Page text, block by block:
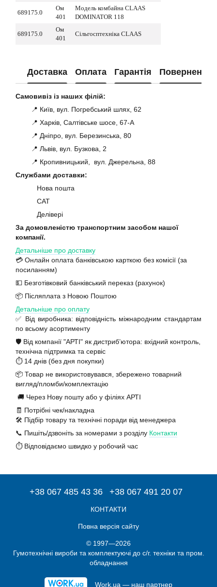
689175.0
Ом
401
Модель комбайна CLAAS
DOMINATOR 118
689175.0
Ом
401
Сільгосптехніка CLAAS
Доставка Оплата Гарантія Повернення
Самовивіз із наших філій:
📍 Київ, вул. Погребський шлях, 62
📍 Харків, Салтівське шосе, 67-А
📍 Дніпро, вул. Березинська, 80
📍 Львів, вул. Бузкова, 2
📍 Кропивницький, вул. Джерельна, 88
Службами доставки:
Нова пошта
САТ
Делівері
За домовленістю транспортним засобом нашої
компанії.
Детальніше про доставку
💳 Онлайн оплата банківською карткою без комісії (за
посиланням)
💵 Безготівковий банківський переказ (рахунок)
📦 Післяплата з Новою Поштою
Детальніше про оплату
✅ Від виробника: відповідність міжнародним стандартам
по всьому асортименту
🛡️ Від компанії "АРТІ" як дистриб’ютора: вхідний контроль,
технічна підтримка та сервіс
⏱️ 14 днів (без дня покупки)
📦 Товар не використовувався, збережено товарний
вигляд/пломби/комплектацію
🚚 Через Нову пошту або у філіях АРТІ
🧾 Потрібні чек/накладна
🛠️ Підбір товару та технічні поради від менеджера
📞 Пишіть/дзвоніть за номерами з розділу Контакти
⏱️ Відповідаємо швидко у робочий час
+38 067 485 43 36 +38 067 491 20 07
КОНТАКТИ
Повна версія сайту
© 1997—2026
Гумотехнічні вироби та комплектуючі до с/г. техніки та пром.
обладнання
Work.ua — наш партнер